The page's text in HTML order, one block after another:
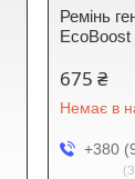
Ремінь
EcoBoost
675 ₴
Немає в
+380